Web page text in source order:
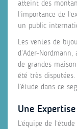
atteint des
l’importance de
un public
Les ventes de
d’Ader-
de grandes
été très
l’étude dans ce
Une
L’équipe de